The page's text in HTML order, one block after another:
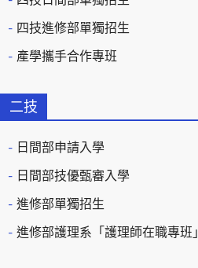
四技進修部單獨招生
產學攜手合作專班
二技
日間部申請入學
日間部技優甄審入學
進修部單獨招生
進修部護理系「護理師在職專班」